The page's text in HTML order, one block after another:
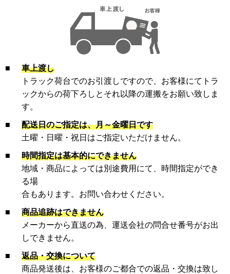
■
車上渡し
トラック荷台でのお引渡しですので、お客様にてトラ
ックからの荷下ろしとそれ以降の運搬をお願い致しま
す。
■
配送日のご指定は、月～金曜日です
土曜・日曜・祝日はご指定いただけません。
■
時間指定は基本的にできません
地域・商品によっては別途費用にて、時間指定ができ
る場
合もあります。お問い合わせください。
■
商品追跡はできません
メーカーから直送の為、運送会社の問合せ番号がお出
しできません。
■
返品・交換について
商品発送後は、お客様のご都合での返品・交換は致し